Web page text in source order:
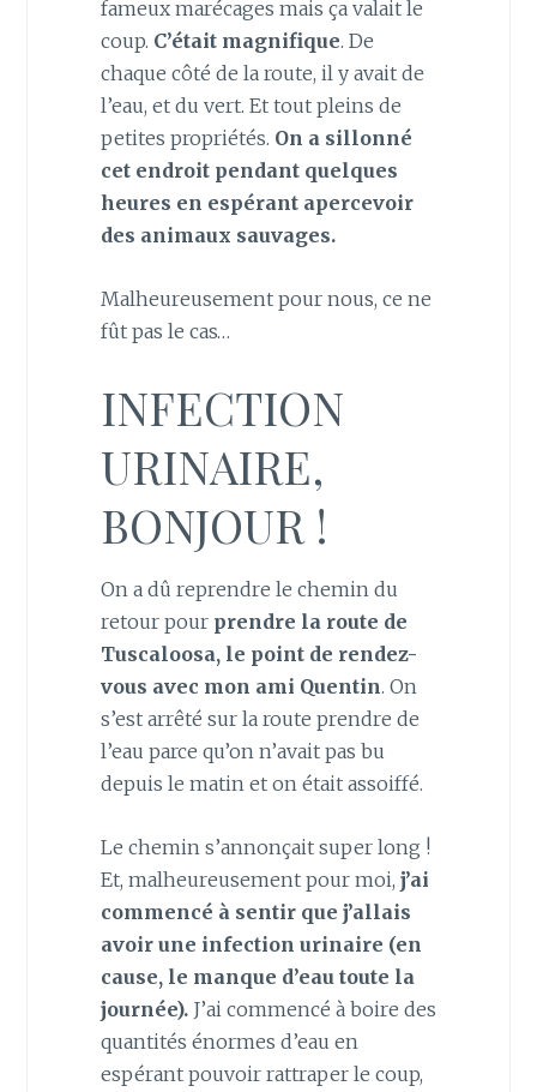
fameux marécages mais ça valait le
coup. C’était magnifique. De
chaque côté de la route, il y avait de
l’eau, et du vert. Et tout pleins de
petites propriétés. On a sillonné
cet endroit pendant quelques
heures en espérant apercevoir
des animaux sauvages.
Malheureusement pour nous, ce ne
fût pas le cas…
INFECTION
URINAIRE,
BONJOUR !
On a dû reprendre le chemin du
retour pour prendre la route de
Tuscaloosa, le point de rendez-
vous avec mon ami Quentin. On
s’est arrêté sur la route prendre de
l’eau parce qu’on n’avait pas bu
depuis le matin et on était assoiffé.
Le chemin s’annonçait super long !
Et, malheureusement pour moi, j’ai
commencé à sentir que j’allais
avoir une infection urinaire (en
cause, le manque d’eau toute la
journée).J’ai commencé à boire des
quantités énormes d’eau en
espérant pouvoir rattraper le coup,